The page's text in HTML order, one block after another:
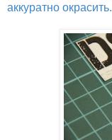
аккуратно окрасить.